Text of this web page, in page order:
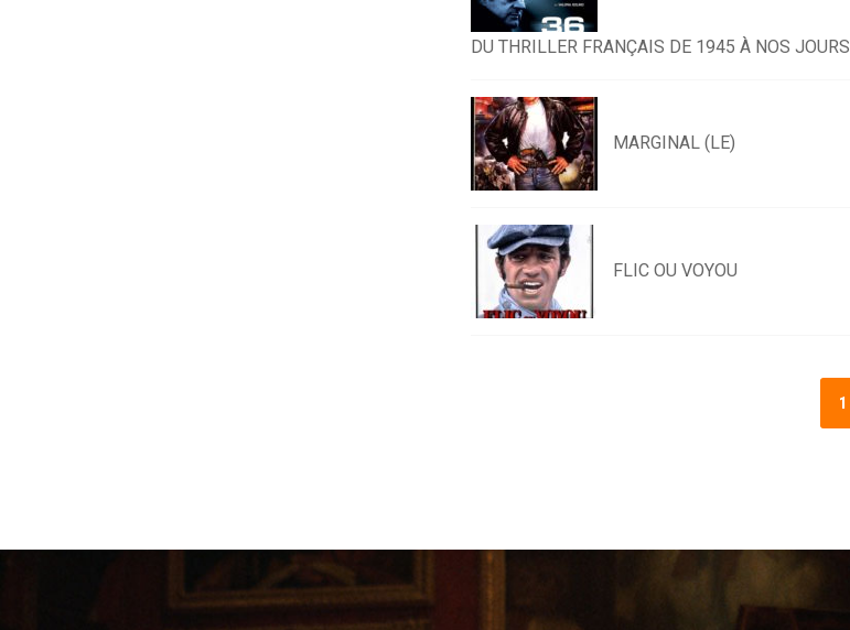
DU THRILLER FRANÇAIS DE 1945 À NOS JOURS
MARGINAL (LE)
FLIC OU VOYOU
1